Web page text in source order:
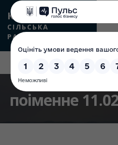
КАМʼЯНСЬКА
СІЛЬСЬКА
РАДА
поіменне